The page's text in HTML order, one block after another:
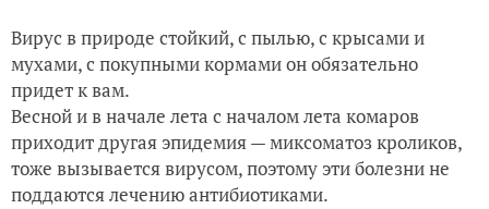
Вирус в природе стойкий, с пылью, с крысами и
мухами, с покупными кормами он обязательно
придет к вам.
Весной и в начале лета с началом лета комаров
приходит другая эпидемия — миксоматоз кроликов,
тоже вызывается вирусом, поэтому эти болезни не
поддаются лечению антибиотиками.